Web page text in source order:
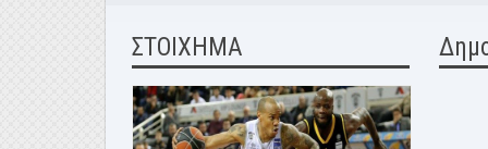
ΣΤΟΙΧΗΜΑ